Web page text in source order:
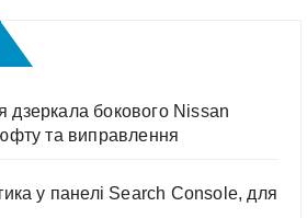
дзеркала бокового Nissan
та виправлення
у панелі Search Console, для